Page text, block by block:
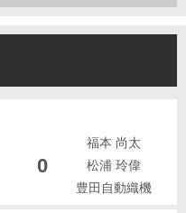
0
福本 尚太
松浦 玲偉
豊田自動織機